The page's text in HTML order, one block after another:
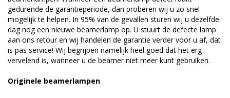
gedurende de garantieperiode, dan proberen wij u zo snel
mogelijk te helpen. In 95% van de gevallen sturen wij u dezelfde
dag nog een nieuwe beamerlamp op. U stuurt de defecte lamp
aan ons retour en wij handelen de garantie verder voor u af, dat
is pas service! Wij begrijpen namelijk heel goed dat het erg
vervelend is, wanneer u de beamer niet meer kunt gebruiken.
Originele beamerlampen